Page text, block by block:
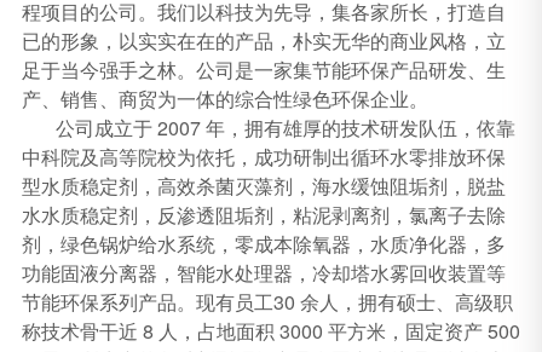
程项目的公司。我们以科技为先导，集各家所长，打造自
已的形象，以实实在在的产品，朴实无华的商业风格，立
足于当今强手之林。公司是一家集节能环保产品研发、生
产、销售、商贸为一体的综合性绿色环保企业。
公司成立于 2007 年，拥有雄厚的技术研发队伍，依靠
中科院及高等院校为依托，成功研制出循环水零排放环保
型水质稳定剂，高效杀菌灭藻剂，海水缓蚀阻垢剂，脱盐
水水质稳定剂，反渗透阻垢剂，粘泥剥离剂，氯离子去除
剂，绿色锅炉给水系统，零成本除氧器，水质净化器，多
功能固液分离器，智能水处理器，冷却塔水雾回收装置等
节能环保系列产品。现有员工30 余人，拥有硕士、高级职
称技术骨干近 8 人，占地面积 3000 平方米，固定资产 500